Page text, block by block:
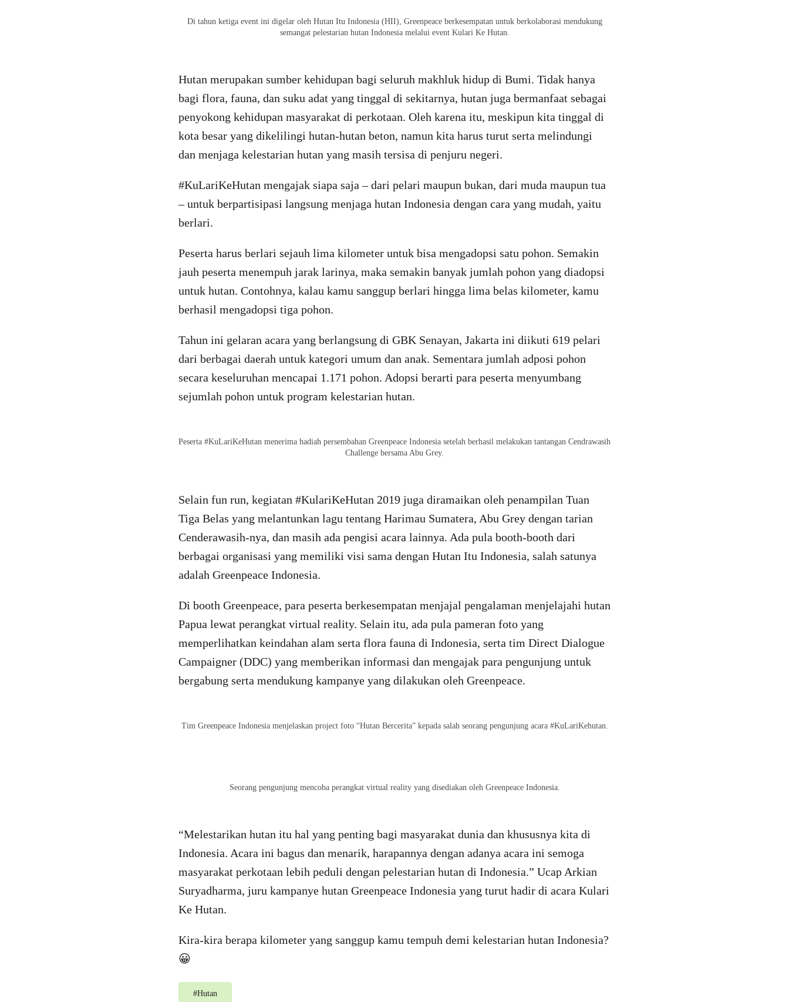
Di tahun ketiga event ini digelar oleh Hutan Itu Indonesia (HII), Greenpeace berkesempatan untuk berkolaborasi mendukung
semangat pelestarian hutan Indonesia melalui event Kulari Ke Hutan.
Hutan merupakan sumber kehidupan bagi seluruh makhluk hidup di Bumi. Tidak hanya
bagi flora, fauna, dan suku adat yang tinggal di sekitarnya, hutan juga bermanfaat sebagai
penyokong kehidupan masyarakat di perkotaan. Oleh karena itu, meskipun kita tinggal di
kota besar yang dikelilingi hutan-hutan beton, namun kita harus turut serta melindungi
dan menjaga kelestarian hutan yang masih tersisa di penjuru negeri.
#KuLariKeHutan mengajak siapa saja – dari pelari maupun bukan, dari muda maupun tua
– untuk berpartisipasi langsung menjaga hutan Indonesia dengan cara yang mudah, yaitu
berlari.
Peserta harus berlari sejauh lima kilometer untuk bisa mengadopsi satu pohon. Semakin
jauh peserta menempuh jarak larinya, maka semakin banyak jumlah pohon yang diadopsi
untuk hutan. Contohnya, kalau kamu sanggup berlari hingga lima belas kilometer, kamu
berhasil mengadopsi tiga pohon.
Tahun ini gelaran acara yang berlangsung di GBK Senayan, Jakarta ini diikuti 619 pelari
dari berbagai daerah untuk kategori umum dan anak. Sementara jumlah adposi pohon
secara keseluruhan mencapai 1.171 pohon. Adopsi berarti para peserta menyumbang
sejumlah pohon untuk program kelestarian hutan.
Peserta #KuLariKeHutan menerima hadiah persembahan Greenpeace Indonesia setelah berhasil melakukan tantangan Cendrawasih
Challenge bersama Abu Grey.
Selain fun run, kegiatan #KulariKeHutan 2019 juga diramaikan oleh penampilan Tuan
Tiga Belas yang melantunkan lagu tentang Harimau Sumatera, Abu Grey dengan tarian
Cenderawasih-nya, dan masih ada pengisi acara lainnya. Ada pula booth-booth dari
berbagai organisasi yang memiliki visi sama dengan Hutan Itu Indonesia, salah satunya
adalah Greenpeace Indonesia.
Di booth Greenpeace, para peserta berkesempatan menjajal pengalaman menjelajahi hutan
Papua lewat perangkat virtual reality. Selain itu, ada pula pameran foto yang
memperlihatkan keindahan alam serta flora fauna di Indonesia, serta tim Direct Dialogue
Campaigner (DDC) yang memberikan informasi dan mengajak para pengunjung untuk
bergabung serta mendukung kampanye yang dilakukan oleh Greenpeace.
Tim Greenpeace Indonesia menjelaskan project foto “Hutan Bercerita” kepada salah seorang pengunjung acara #KuLariKehutan.
Seorang pengunjung mencoba perangkat virtual reality yang disediakan oleh Greenpeace Indonesia.
“Melestarikan hutan itu hal yang penting bagi masyarakat dunia dan khususnya kita di
Indonesia. Acara ini bagus dan menarik, harapannya dengan adanya acara ini semoga
masyarakat perkotaan lebih peduli dengan pelestarian hutan di Indonesia.” Ucap Arkian
Suryadharma, juru kampanye hutan Greenpeace Indonesia yang turut hadir di acara Kulari
Ke Hutan.
Kira-kira berapa kilometer yang sanggup kamu tempuh demi kelestarian hutan Indonesia?
😀
#Hutan